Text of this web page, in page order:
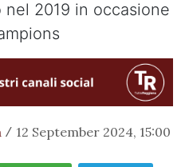
nel 2019 in occasione
/ 12 September 2024, 15:00